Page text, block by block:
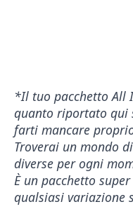
*Il tuo pacchetto All
quanto riportato qui
farti mancare
Troverai un mondo
diverse per ogni
È un pacchetto
qualsiasi variazione